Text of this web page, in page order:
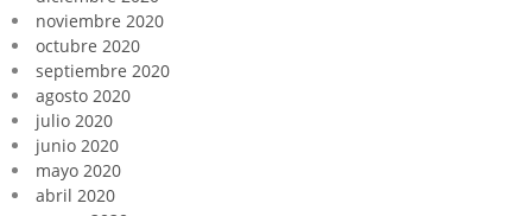
noviembre 2020
octubre 2020
septiembre 2020
agosto 2020
julio 2020
junio 2020
mayo 2020
abril 2020